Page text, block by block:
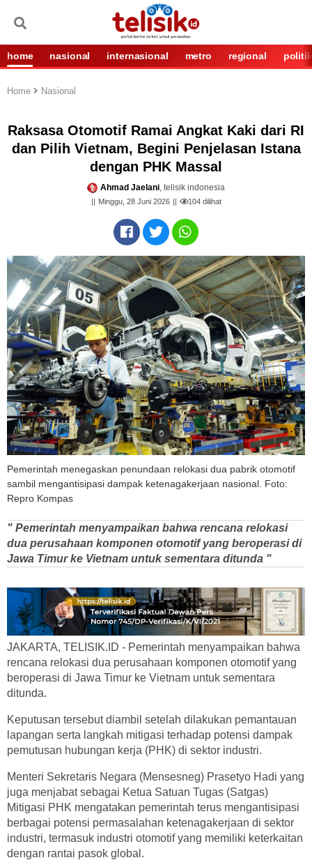
home nasional internasional metro regional politik
Home Nasional
Raksasa Otomotif Ramai Angkat Kaki dari RI
dan Pilih Vietnam, Begini Penjelasan Istana
dengan PHK Massal
Ahmad Jaelani, telisik indonesia
Minggu, 28 Juni 2026 104dilihat
Pemerintah menegaskan penundaan relokasi dua pabrik otomotif
sambil mengantisipasi dampak ketenagakerjaan nasional. Foto:
Repro Kompas
" Pemerintah menyampaikan bahwa rencana relokasi
dua perusahaan komponen otomotif yang beroperasi di
Jawa Timur ke Vietnam untuk sementara ditunda "
JAKARTA, TELISIK.ID - Pemerintah menyampaikan bahwa
rencana relokasi dua perusahaan komponen otomotif yang
beroperasi di Jawa Timur ke Vietnam untuk sementara
ditunda.
Keputusan tersebut diambil setelah dilakukan pemantauan
lapangan serta langkah mitigasi terhadap potensi dampak
pemutusan hubungan kerja (PHK) di sektor industri.
Menteri Sekretaris Negara (Mensesneg) Prasetyo Hadi yang
juga menjabat sebagai Ketua Satuan Tugas (Satgas)
Mitigasi PHK mengatakan pemerintah terus mengantisipasi
berbagai potensi permasalahan ketenagakerjaan di sektor
industri, termasuk industri otomotif yang memiliki keterkaitan
dengan rantai pasok global.